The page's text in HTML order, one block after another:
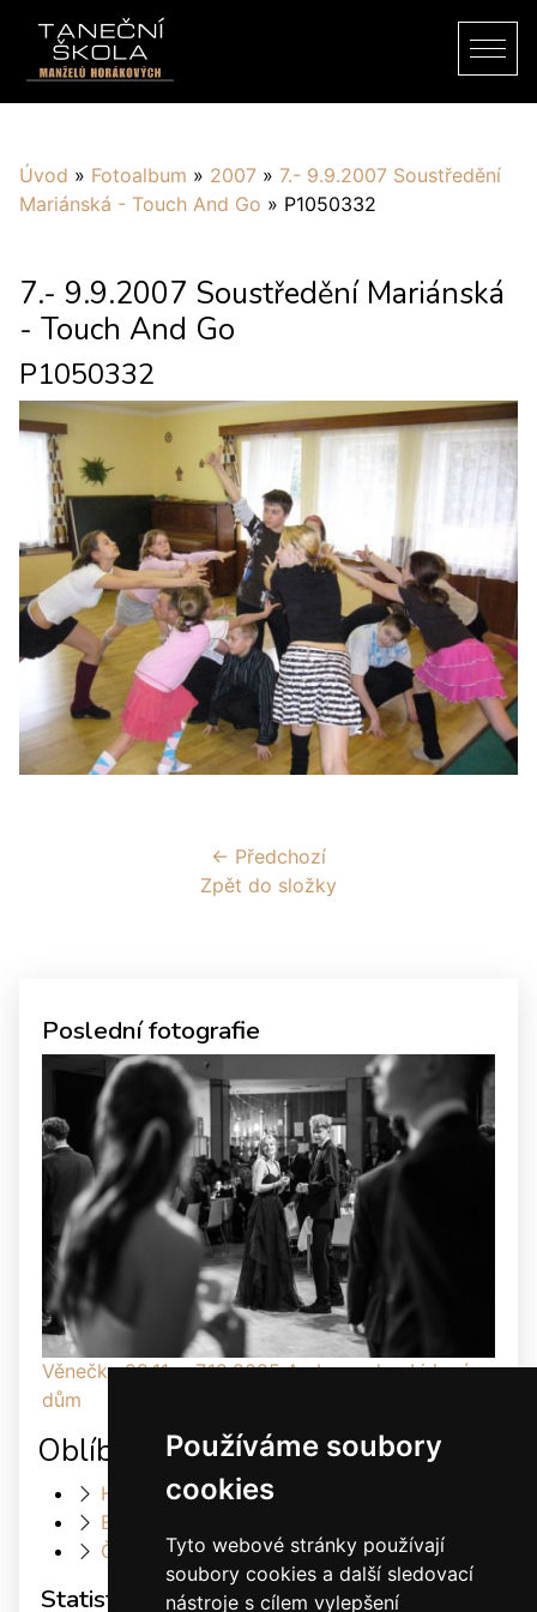
Používáme soubory
cookies
Tyto webové stránky používají
soubory cookies a další sledovací
nástroje s cílem vylepšení
Úvod » Fotoalbum » 2007 » 7.- 9.9.2007 Soustředění
Mariánská - Touch And Go » P1050332
7.- 9.9.2007 Soustředění Mariánská
- Touch And Go
P1050332
← Předchozí
Zpět do složky
Poslední fotografie
Věnečky 29.11. a 7.12.2025 Ambassador, Lidový
dům
Oblíbené odkazy
Heller Dance & Fashion
Elis Dance Sport s.r.o.
Český svaz tanečního sportu
Statistiky